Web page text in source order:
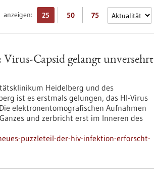
anzeigen: 25 50 75
Capsid gelangt unversehrt
Heidelberg und des
ist es erstmals gelungen, das HI-Virus
elektronentomografischen Aufnahmen
und zerbricht erst im Inneren des
puzzleteil-der-hiv-infektion-erforscht-